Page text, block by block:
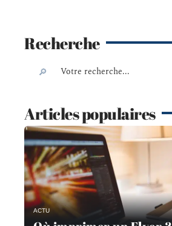
Recherche
Articles populaires
ACTU